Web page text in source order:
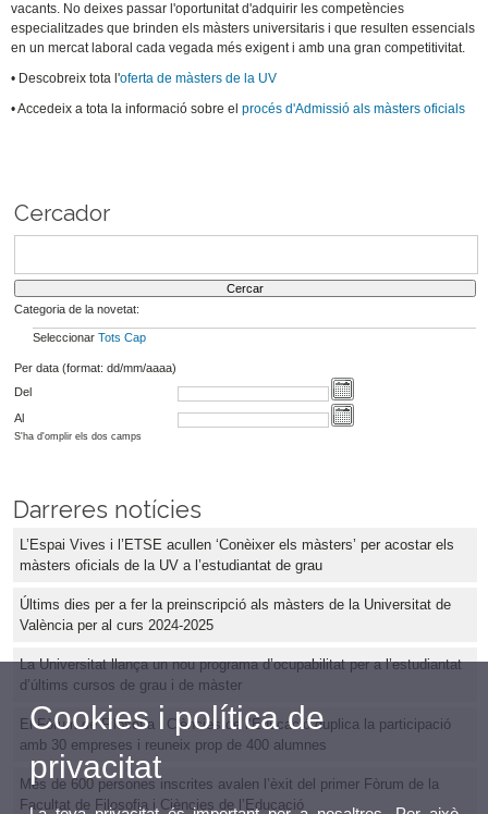
vacants. No deixes passar l'oportunitat d'adquirir les competències
especialitzades que brinden els màsters universitaris i que resulten essencials
en un mercat laboral cada vegada més exigent i amb una gran competitivitat.
• Descobreix tota l'oferta de màsters de la UV
• Accedeix a tota la informació sobre elprocés d'Admissió als màsters oficials
Cercador
Categoria de la novetat:
Seleccionar Tots Cap
Per data (format: dd/mm/aaaa)
Del
Al
S'ha d'omplir els dos camps
Darreres notícies
L’Espai Vives i l’ETSE acullen ‘Conèixer els màsters’ per acostar els
màsters oficials de la UV a l’estudiantat de grau
Últims dies per a fer la preinscripció als màsters de la Universitat de
València per al curs 2024-2025
La Universitat llança un nou programa d’ocupabilitat per a l’estudiantat
d’últims cursos de grau i de màster
El Fòrum de Filosofia i Ciències de l’Educació duplica la participació
amb 30 empreses i reuneix prop de 400 alumnes
Més de 600 persones inscrites avalen l’èxit del primer Fòrum de la
Facultat de Filosofia i Ciències de l’Educació
Cookies i política de
privacitat